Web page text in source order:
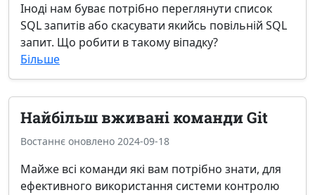
Іноді нам буває потрібно переглянути список
SQL запитів або скасувати якийсь повільній SQL
запит. Що робити в такому віпадку?
Більше
Найбільш вживані команди Git
Востаннє оновлено 2024-09-18
Майже всі команди які вам потрібно знати, для
ефективного використання системи контролю